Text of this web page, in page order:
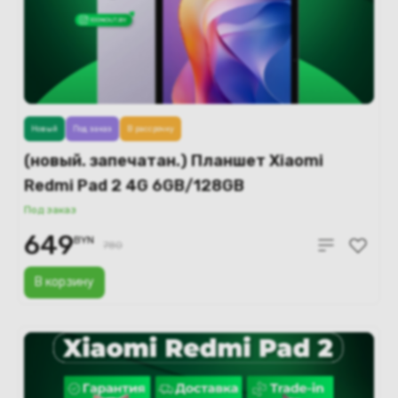
(новый. запечатан.) Планшет Xiaomi
Redmi Pad 2 4G 6GB/128GB
международная версия (фиолетовый)
Под заказ
В корзину
Новый Под заказ В рассрочку
649BYN 780